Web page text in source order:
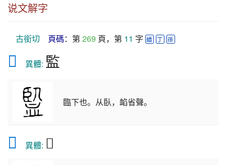
说文解字
古銜切 頁碼：第 269 頁，第 11 字 續 丁 孫
𧗄 異體: 監
臨下也。从臥，䘓省聲。
𧨭 異體: 𧩾